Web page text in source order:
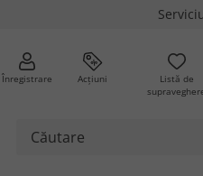
Înregistrare Acțiuni
Listă de